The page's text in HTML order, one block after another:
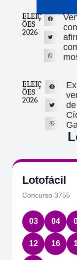
ELEIÇ
ÕES
2026
ELEIÇ
ÕES
2026
Lotofácil
Concurso 3755
03 04
12 16